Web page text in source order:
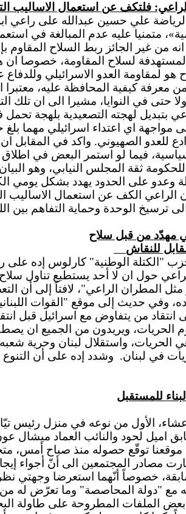
الراعي: فلتكف عن استعمال الاساليب
والرياضة علي حسين عبدالله على
متمنيا عليه عدم المبالغة في
من غير الجائز ربط السلاح المقاوم
المستهدفة لسلاح المقاومة، خصوصا
هو لمقاومة العدو الاسرائيلي
من معرفة كيفية المحافظة عليه،
حتى في النوايا، مشيرا الى ان تلك
بتبديل لهجته التصعيدية بلهجة تحمل
مواجهة اي اعتداء اسرائيلي مهما
للعدو الصهيوني. واكد في المقابل
فيما لو استمر البعض في اطلاق
ثقة المجلس النيابي، وهو
وعدو على الحدود يهدد بشكل يومي
الراعي الكف عن استعمال
الى ترسيخ الوحدة وحماية التفاهم بين
مهدّد من قبل سلاح
للنقاش
٢٠١٠ /ردّ عميد حزب "الكتلة الوطنية"
الراعي حول ان لا أحد يستطيع
المطران الراعي"، لافتاً إلى
وفي حديث إلى موقع "القوات
الحريات، ويريدون من الجميع ان
هي الحريات، واستقلال لبنان
في لبنان. وشدد إده على أن
للمستقبل
عشاء، الأول من نوعه في منزل رئيس
اميل لحود والنائب العماد
موقعنا توقّع حصوله منذ صباح أمس،
مصادر المجتمعين الى أنّ أجواء
خصوصاً أنّهما استعرضا وجهتي
مع "دولة المحاصصة" وما تعرّض له من
الملفات المطروحة على طاولة